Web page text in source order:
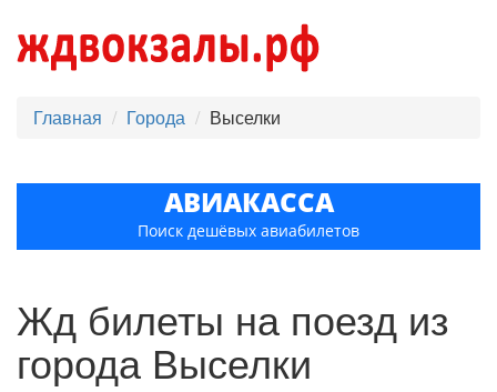
Главная Города Выселки
АВИАКАССА
Поиск дешёвых авиабилетов
Жд билеты на поезд из
города Выселки